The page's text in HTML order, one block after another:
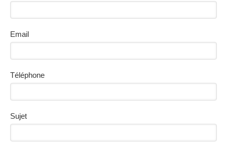
Email
Téléphone
Sujet